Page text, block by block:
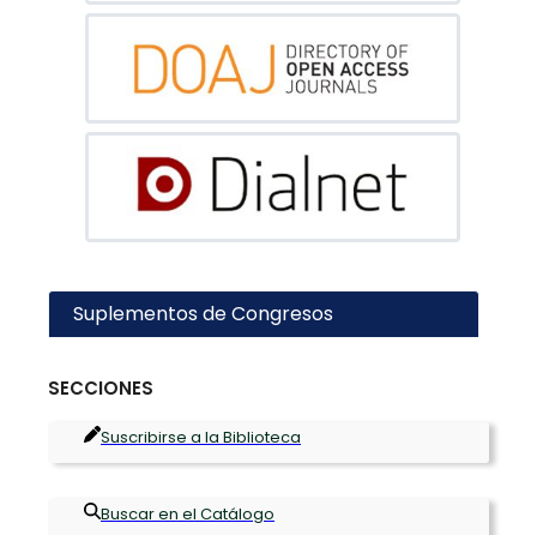
Suplementos de Congresos
SECCIONES
Suscribirse a la Biblioteca
Buscar en el Catálogo